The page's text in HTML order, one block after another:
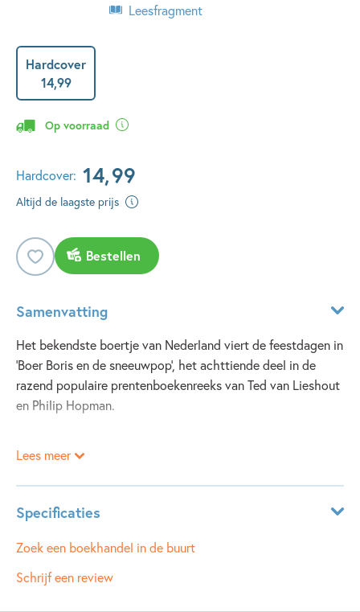
Leesfragment
Hardcover
14,99
Op voorraad
Hardcover: 14,99
Altijd de laagste prijs
Bestellen
Samenvatting
Het bekendste boertje van Nederland viert de feestdagen in
'Boer Boris en de sneeuwpop', het achttiende deel in de
razend populaire prentenboekenreeks van Ted van Lieshout
en Philip Hopman.
In 'Boer Boris en de sneeuwpop' beleven Boer Boris en de
rest van de boerderij een onvergetelijk winteravontuur. De
hele boerderij is in de feeststemming wanneer de velden
vlak voor kerst bedekt worden met een prachtige witte
deken. Het sneeuwt! Boer Boris, Sam en Berend bouwen
hem Bob. Maar helaas, de sneeuw smelt uiteindelijk ook
Lees meer
Specificaties
ISBN: 9789025778439
NUR:
Zoek een boekhandel in de buurt
Schrijf een review